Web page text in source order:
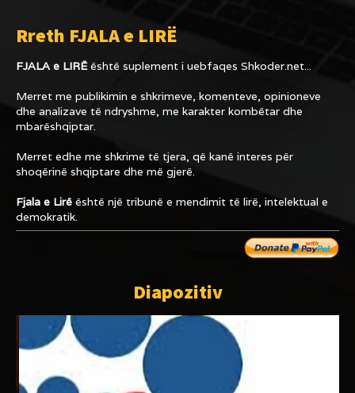
Rreth FJALA e LIRË
FJALA e LIRËështë suplement i uebfaqes Shkoder.net...
Merret me publikimin e shkrimeve, komenteve, opinioneve
dhe analizave të ndryshme, me karakter kombëtar dhe
mbarëshqiptar.
Merret edhe me shkrime të tjera, që kanë interes për
shoqërinë shqiptare dhe më gjerë.
Fjala e Lirë është një tribunë e mendimit të lirë, intelektual e
demokratik.
Diapozitiv